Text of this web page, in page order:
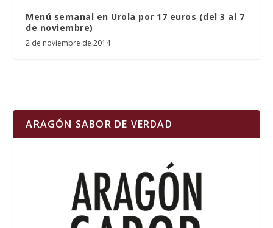
Menú semanal en Urola por 17 euros (del 3 al 7
de noviembre)
2 de noviembre de 2014
ARAGÓN SABOR DE VERDAD